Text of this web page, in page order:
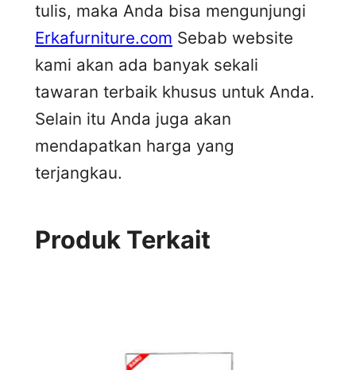
tulis, maka Anda bisa mengunjungi
Erkafurniture.com Sebab website
kami akan ada banyak sekali
tawaran terbaik khusus untuk Anda.
Selain itu Anda juga akan
mendapatkan harga yang
terjangkau.
Produk Terkait